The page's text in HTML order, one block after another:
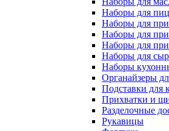
Наборы для
Наборы для
Наборы для
Наборы для
Наборы для
Наборы
Органайзеры
Подставки для
Прихватки и
Разделочные
Рукавицы